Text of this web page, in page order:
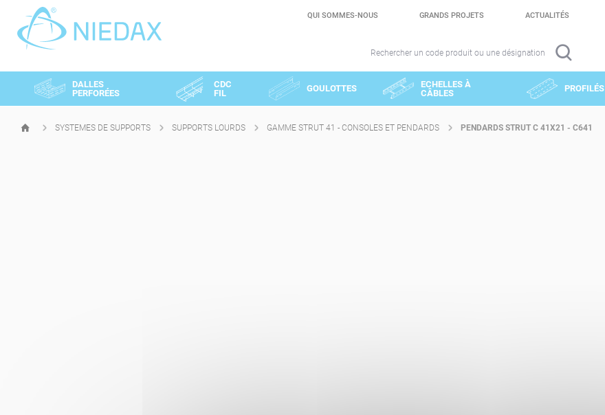
QUI SOMMES-NOUS GRANDS PROJETS ACTUALITÉS
Rechercher un code produit ou une désignation
DALLES
PERFORÉES
CDC
FIL
GOULOTTES
ECHELLES À
CÂBLES
PROFILÉS
PAGE
SYSTEMES DE SUPPORTS SUPPORTS LOURDS GAMME STRUT 41 - CONSOLES ET PENDARDS PENDARDS STRUT C 41X21 - C641
Panneau de gestion des cookies